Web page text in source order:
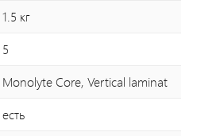
1.5 кг
5
Monolyte Core, Vertical laminat
есть